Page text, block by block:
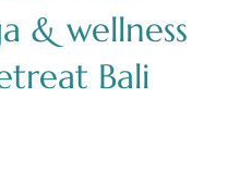
& wellness
Bali